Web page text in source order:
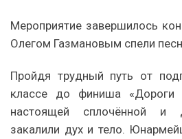
Мероприятие завершилось
Олегом Газмановым спели
Пройдя трудный путь от
классе до финиша «Дороги
настоящей сплочённой и
закалили дух и тело.